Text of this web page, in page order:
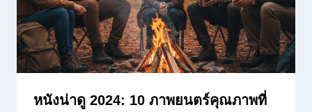
หนังน่าดู 2024: 10 ภาพยนตร์คุณภาพที่